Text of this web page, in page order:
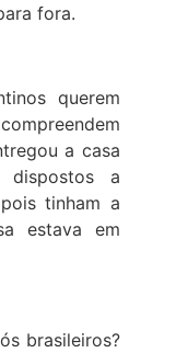
fora.
querem
a casa
a
tinham a
estava em
brasileiros?